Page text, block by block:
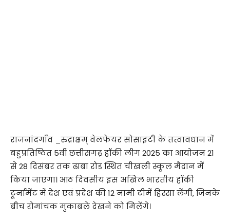
राजनांदगाँव _रुद्राक्षम् वेलफेयर सोसाइटी के तत्वावधान में
बहुप्रतिष्ठित 5वीं छत्तीसगढ़ हॉकी लीग 2025 का आयोजन 21
से 28 दिसंबर तक ढाबा रोड स्थित चीखली स्कूल मैदान में
किया जाएगा। आठ दिवसीय इस अखिल भारतीय हॉकी
टूर्नामेंट में देश एवं प्रदेश की 12 नामी टीमें हिस्सा लेंगी, जिनके
बीच रोमांचक मुकाबले देखने को मिलेंगे।